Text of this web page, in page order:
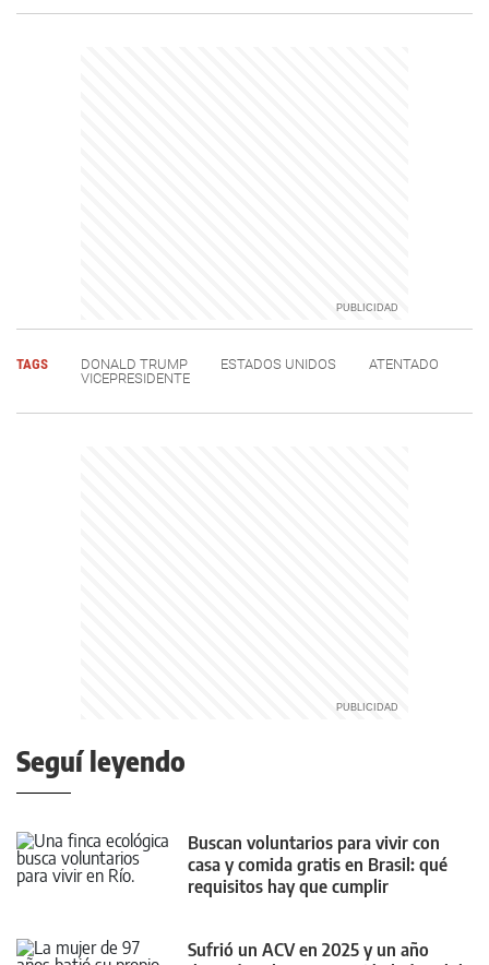
TAGS DONALD TRUMP ESTADOS UNIDOS
ATENTADO
VICEPRESIDENTE
Seguí leyendo
Buscan voluntarios para vivir con
casa y comida gratis en Brasil: qué
requisitos hay que cumplir
Sufrió un ACV en 2025 y un año